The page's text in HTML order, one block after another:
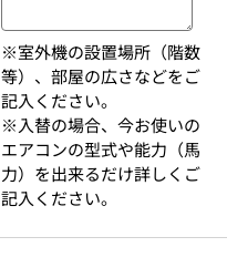
※室外機の設置場所（階数
等）、部屋の広さなどをご
記入ください。
※入替の場合、今お使いの
エアコンの型式や能力（馬
力）を出来るだけ詳しくご
記入ください。